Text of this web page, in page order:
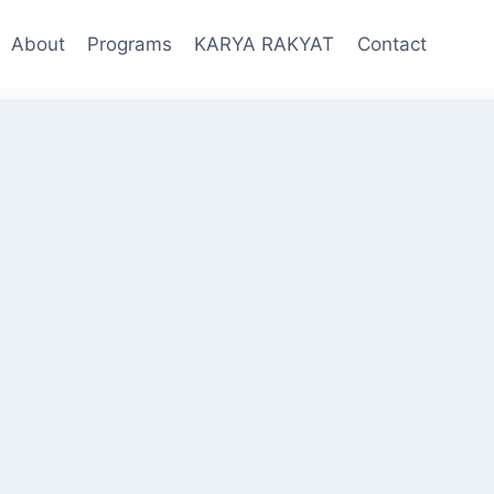
About Programs KARYA RAKYAT Contact